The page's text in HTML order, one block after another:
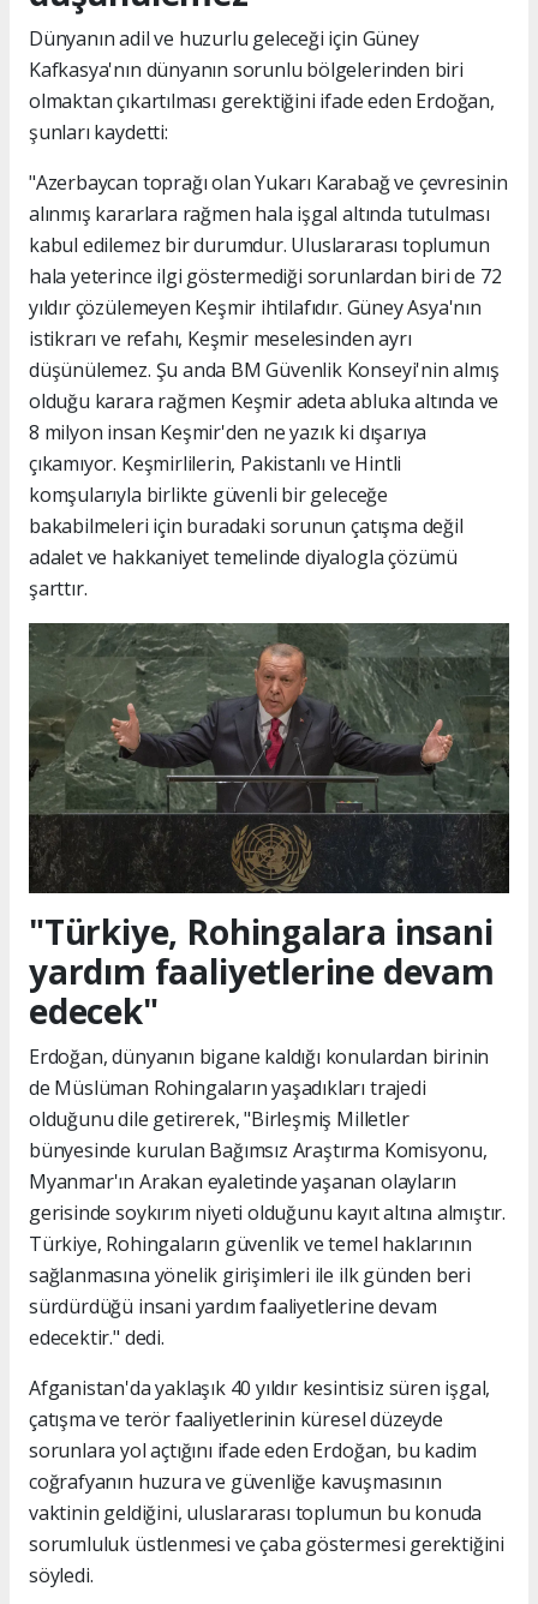
Dünyanın adil ve huzurlu geleceği için Güney
Kafkasya'nın dünyanın sorunlu bölgelerinden biri
olmaktan çıkartılması gerektiğini ifade eden Erdoğan,
şunları kaydetti:
"Azerbaycan toprağı olan Yukarı Karabağ ve çevresinin
alınmış kararlara rağmen hala işgal altında tutulması
kabul edilemez bir durumdur. Uluslararası toplumun
hala yeterince ilgi göstermediği sorunlardan biri de 72
yıldır çözülemeyen Keşmir ihtilafıdır. Güney Asya'nın
istikrarı ve refahı, Keşmir meselesinden ayrı
düşünülemez. Şu anda BM Güvenlik Konseyi'nin almış
olduğu karara rağmen Keşmir adeta abluka altında ve
8 milyon insan Keşmir'den ne yazık ki dışarıya
çıkamıyor. Keşmirlilerin, Pakistanlı ve Hintli
komşularıyla birlikte güvenli bir geleceğe
bakabilmeleri için buradaki sorunun çatışma değil
adalet ve hakkaniyet temelinde diyalogla çözümü
şarttır.
"Türkiye, Rohingalara insani
yardım faaliyetlerine devam
edecek"
Erdoğan, dünyanın bigane kaldığı konulardan birinin
de Müslüman Rohingaların yaşadıkları trajedi
olduğunu dile getirerek, "Birleşmiş Milletler
bünyesinde kurulan Bağımsız Araştırma Komisyonu,
Myanmar'ın Arakan eyaletinde yaşanan olayların
gerisinde soykırım niyeti olduğunu kayıt altına almıştır.
Türkiye, Rohingaların güvenlik ve temel haklarının
sağlanmasına yönelik girişimleri ile ilk günden beri
sürdürdüğü insani yardım faaliyetlerine devam
edecektir." dedi.
Afganistan'da yaklaşık 40 yıldır kesintisiz süren işgal,
çatışma ve terör faaliyetlerinin küresel düzeyde
sorunlara yol açtığını ifade eden Erdoğan, bu kadim
coğrafyanın huzura ve güvenliğe kavuşmasının
vaktinin geldiğini, uluslararası toplumun bu konuda
sorumluluk üstlenmesi ve çaba göstermesi gerektiğini
söyledi.